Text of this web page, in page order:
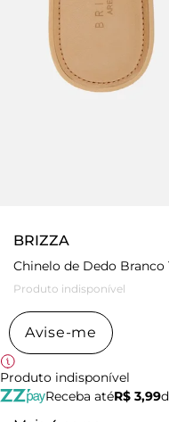
BRIZZA
Chinelo de Dedo Branco
Produto indisponível
Avise-me
Produto indisponível
Receba atéR$ 3,99